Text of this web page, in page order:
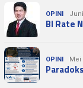
OPINI
BI Rate
OPINI Mei